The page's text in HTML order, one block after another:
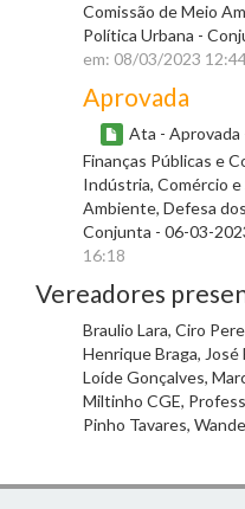
Comissão de Meio
Política Urbana -
em: 08/03/2023
Aprovada
Ata - Aprovada
Finanças Públicas e
Indústria, Comércio
Ambiente, Defesa
Conjunta - 06-03-
16:18
Vereadores
Braulio Lara, Ciro
Henrique Braga, José
Loíde Gonçalves,
Miltinho CGE,
Pinho Tavares,